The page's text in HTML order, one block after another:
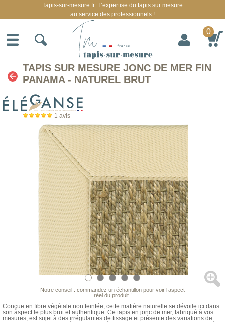
TAPIS SUR MESURE JONC DE MER FIN
PANAMA - NATUREL BRUT
1 avis
Notre conseil : commandez un échantillon pour voir l’aspect
réel du produit !
Conçue en fibre végétale non teintée, cette matière naturelle se dévoile ici dans
son aspect le plus brut et authentique. Ce tapis en jonc de mer, fabriqué à vos
mesures, est sujet à des irrégularités de tissage et présente des variations de
Tapis-sur-mesure.fr : l’expertise du tapis sur mesure
au service des professionnels !
0